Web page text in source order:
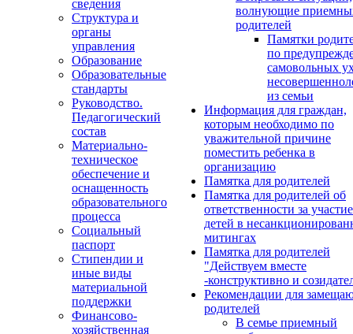
сведения
Структура и
органы
управления
Образование
Образовательные
стандарты
Руководство.
Педагогический
состав
Материально-
техническое
обеспечение и
оснащенность
образовательного
процесса
Социальный
паспорт
Стипендии и
иные виды
материальной
поддержки
Финансово-
хозяйственная
волнующие
родителей
Памятки
по
самовольных
из семьи
Информация для граждан,
которым необходимо по
уважительной причине
поместить ребенка в
организацию
Памятка для родителей
Памятка для родителей об
ответственности за участие
детей в
митингах
Памятка для родителей
"Действуем вместе
-конструктивно и
Рекомендации для
родителей
В семье приемный